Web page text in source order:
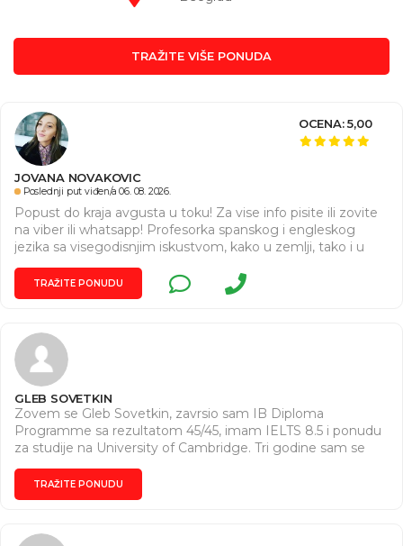
TRAŽITE VIŠE PONUDA
JOVANA NOVAKOVIC
Poslednji put viđen/a 06. 08. 2026.
Popust do kraja avgusta u toku! Za vise info pisite ili zovite
na viber ili whatsapp! Profesorka spanskog i engleskog
jezika sa visegodisnjim iskustvom, kako u zemlji, tako i u
inostranstvu daje privatne casove spanskog i engleskog
jezika svim uzrastima, online i offline. Imam i TESOL
sertifikat za predavace engleskog jezika u 85 zemalja sveta.
zainteresovani, da mi pisete na viber ili whatsapp, ili
pozovite, posto ovde nekada ne vidim odmah poruku.
Hvala.
TRAŽITE PONUDU
OCENA: 5,00
GLEB SOVETKIN
Zovem se Gleb Sovetkin, zavrsio sam IB Diploma
Programme sa rezultatom 45/45, imam IELTS 8.5 i ponudu
za studije na University of Cambridge. Tri godine sam se
skolovao u engleskoj srednjoj skoli. Drzim privatne casove
engleskog jezika i pripremu za IELTS i IB ispite. Casovi su
strukturisani i prakticni: procenjujem nivo, radimo na
na Writing Task 1 i 2. Casovi su online ili uzivo u Beogradu.
TRAŽITE PONUDU